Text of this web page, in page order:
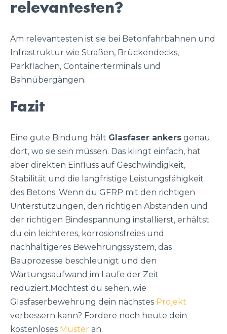
relevantesten?
Am relevantesten ist sie bei Betonfahrbahnen und
Infrastruktur wie Straßen, Brückendecks,
Parkflächen, Containerterminals und
Bahnübergängen.
Fazit
Eine gute Bindung hält Glasfaser ankers genau
dort, wo sie sein müssen. Das klingt einfach, hat
aber direkten Einfluss auf Geschwindigkeit,
Stabilität und die langfristige Leistungsfähigkeit
des Betons. Wenn du GFRP mit den richtigen
Unterstützungen, den richtigen Abständen und
der richtigen Bindespannung installierst, erhältst
du ein leichteres, korrosionsfreies und
nachhaltigeres Bewehrungssystem, das
Bauprozesse beschleunigt und den
Wartungsaufwand im Laufe der Zeit
reduziert.Möchtest du sehen, wie
Glasfaserbewehrung dein nächstes Projekt
verbessern kann? Fordere noch heute dein
kostenloses Muster an.